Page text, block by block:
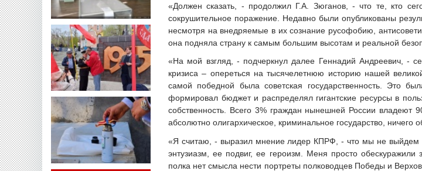
«Должен сказать, - продолжил Г.А. Зюганов, - что те, кто
сокрушительное поражение. Недавно были опубликованы
несмотря на внедряемые в их сознание русофобию,
она подняла страну к самым большим высотам и реальной
«На мой взгляд, - подчеркнул далее Геннадий Андреевич, -
кризиса – опереться на тысячелетнюю историю нашей
самой победной была советская государственность. Это
формировал бюджет и распределял гигантские ресурсы в
собственность. Всего 3% граждан нынешней России владеют
абсолютно олигархическое, криминальное государство,
«Я считаю, - выразил мнение лидер КПРФ, - что мы не выйдем
энтузиазм, ее подвиг, ее героизм. Меня просто
полка нет смысла нести портреты полководцев Победы и